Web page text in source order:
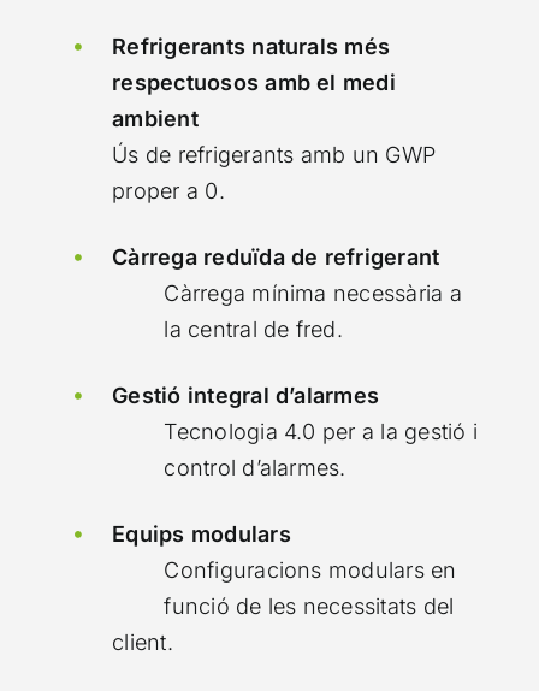
Refrigerants naturals més
respectuosos amb el medi
ambient
Ús de refrigerants amb un GWP
proper a 0.
Càrrega reduïda de refrigerant
Càrrega mínima necessària a
la central de fred.
Gestió integral d’alarmes
Tecnologia 4.0 per a la gestió i
control d’alarmes.
Equips modulars
Configuracions modulars en
funció de les necessitats del
client.